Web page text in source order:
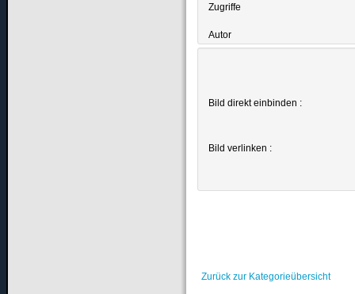
Zugriffe
Autor
Bild direkt einbinden :
Bild verlinken :
Zurück zur Kategorieübersicht